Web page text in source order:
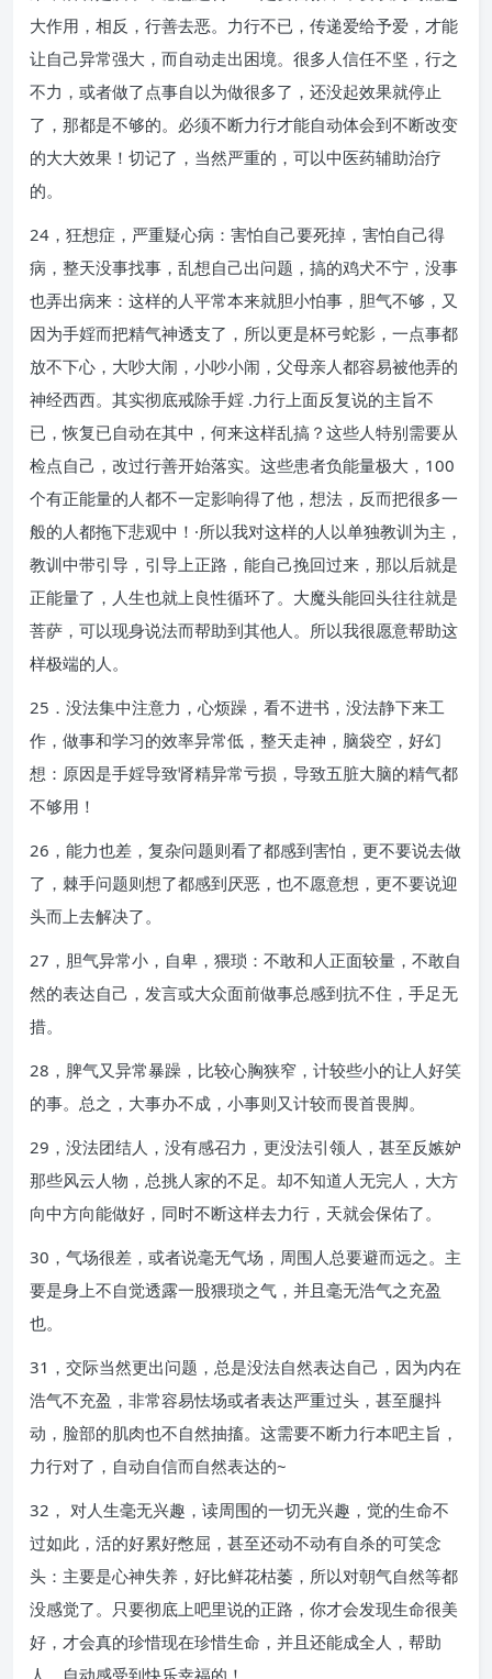
大作用，相反，行善去恶。力行不已，传递爱给予爱，才能
让自己异常强大，而自动走出困境。很多人信任不坚，行之
不力，或者做了点事自以为做很多了，还没起效果就停止
了，那都是不够的。必须不断力行才能自动体会到不断改变
的大大效果！切记了，当然严重的，可以中医药辅助治疗
的。
24，狂想症，严重疑心病：害怕自己要死掉，害怕自己得
病，整天没事找事，乱想自己出问题，搞的鸡犬不宁，没事
也弄出病来：这样的人平常本来就胆小怕事，胆气不够，又
因为手婬而把精气神透支了，所以更是杯弓蛇影，一点事都
放不下心，大吵大闹，小吵小闹，父母亲人都容易被他弄的
神经西西。其实彻底戒除手婬 .力行上面反复说的主旨不
已，恢复已自动在其中，何来这样乱搞？这些人特别需要从
检点自己，改过行善开始落实。这些患者负能量极大，100
个有正能量的人都不一定影响得了他，想法，反而把很多一
般的人都拖下悲观中！·所以我对这样的人以单独教训为主，
教训中带引导，引导上正路，能自己挽回过来，那以后就是
正能量了，人生也就上良性循环了。大魔头能回头往往就是
菩萨，可以现身说法而帮助到其他人。所以我很愿意帮助这
样极端的人。
25．没法集中注意力，心烦躁，看不进书，没法静下来工
作，做事和学习的效率异常低，整天走神，脑袋空，好幻
想：原因是手婬导致肾精异常亏损，导致五脏大脑的精气都
不够用！
26，能力也差，复杂问题则看了都感到害怕，更不要说去做
了，棘手问题则想了都感到厌恶，也不愿意想，更不要说迎
头而上去解决了。
27，胆气异常小，自卑，猥琐：不敢和人正面较量，不敢自
然的表达自己，发言或大众面前做事总感到抗不住，手足无
措。
28，脾气又异常暴躁，比较心胸狭窄，计较些小的让人好笑
的事。总之，大事办不成，小事则又计较而畏首畏脚。
29，没法团结人，没有感召力，更没法引领人，甚至反嫉妒
那些风云人物，总挑人家的不足。却不知道人无完人，大方
向中方向能做好，同时不断这样去力行，天就会保佑了。
30，气场很差，或者说毫无气场，周围人总要避而远之。主
要是身上不自觉透露一股猥琐之气，并且毫无浩气之充盈
也。
31，交际当然更出问题，总是没法自然表达自己，因为内在
浩气不充盈，非常容易怯场或者表达严重过头，甚至腿抖
动，脸部的肌肉也不自然抽搐。这需要不断力行本吧主旨，
力行对了，自动自信而自然表达的~
32， 对人生毫无兴趣，读周围的一切无兴趣，觉的生命不
过如此，活的好累好憋屈，甚至还动不动有自杀的可笑念
头：主要是心神失养，好比鲜花枯萎，所以对朝气自然等都
没感觉了。只要彻底上吧里说的正路，你才会发现生命很美
好，才会真的珍惜现在珍惜生命，并且还能成全人，帮助
人，自动感受到快乐幸福的！